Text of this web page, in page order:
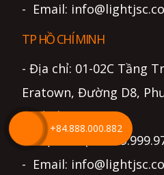
- Email:
TP HỒ CHÍ MINH
- Địa chỉ: 01-02C Tầng
Eratown, Đường D8,
phố Hồ Chí Minh
- Điện thoại:
- Email:
+84.888.000.882